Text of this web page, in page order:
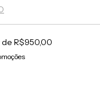
deR$950,00